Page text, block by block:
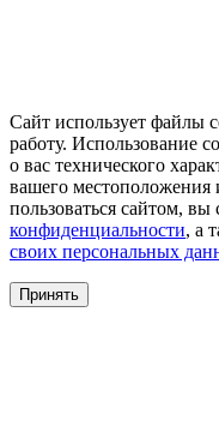
Сайт использует файлы
работу. Использование
о вас технического
вашего
пользоваться сайтом, вы
конфиденциальности, а
своих персональных
Принять